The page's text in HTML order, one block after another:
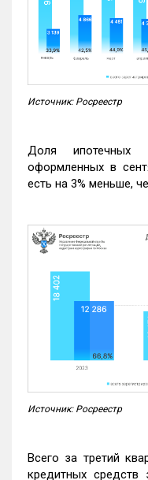
Источник: Росреестр
Доля
оформленных в
есть на 3% меньше,
Источник: Росреестр
Всего за третий
кредитных